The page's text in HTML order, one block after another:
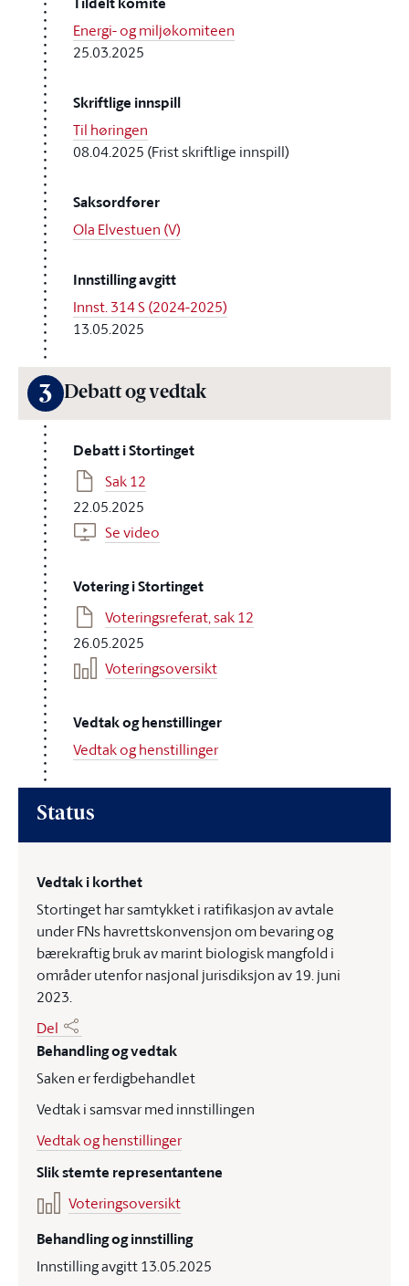
Energi- og miljøkomiteen
25.03.2025
Skriftlige innspill
Til høringen
08.04.2025 (Frist skriftlige innspill)
Saksordfører
Ola Elvestuen (V)
Innstilling avgitt
Innst. 314 S (2024-2025)
13.05.2025
3 Debatt og vedtak
Debatt i Stortinget
Sak 12
22.05.2025
Se video
Votering i Stortinget
Voteringsreferat, sak 12
26.05.2025
Voteringsoversikt
Vedtak og henstillinger
Vedtak og henstillinger
Status
Vedtak i korthet
Stortinget har samtykket i ratifikasjon av avtale
under FNs havrettskonvensjon om bevaring og
bærekraftig bruk av marint biologisk mangfold i
områder utenfor nasjonal jurisdiksjon av 19. juni
2023.
Del
Behandling og vedtak
Saken er ferdigbehandlet
Vedtak i samsvar med innstillingen
Vedtak og henstillinger
Slik stemte representantene
Voteringsoversikt
Behandling og innstilling
Innstilling avgitt 13.05.2025